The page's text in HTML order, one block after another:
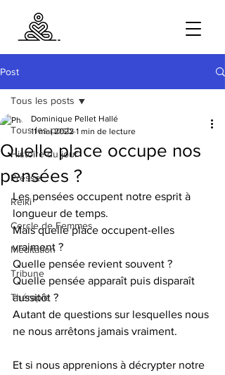
Post
Tous les posts
Histoire du jour
Presse
Reiki
Cercle de Femmes
Méditation
Tribune
Thérapie
Tous les posts
Quelle place occupe nos
pensées ?
Dominique Pellet Hallé
11 mai 2022 1 min de lecture
Les pensées occupent notre esprit à
longueur de temps.
Mais quelle place occupent-elles
vraiment ?
Quelle pensée revient souvent ?
Quelle pensée apparaît puis disparaît
aussitôt ?
Autant de questions sur lesquelles nous
ne nous arrêtons jamais vraiment.
Et si nous apprenions à décrypter notre